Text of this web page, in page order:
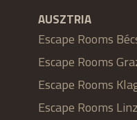
AUSZTRIA
Escape Rooms
Escape Rooms
Escape Rooms
Escape Rooms Linz